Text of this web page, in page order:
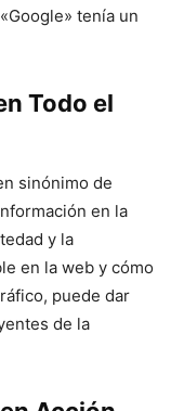
tenía un
Todo el
sinónimo de
en la
y la
en la web y cómo
puede dar
de la